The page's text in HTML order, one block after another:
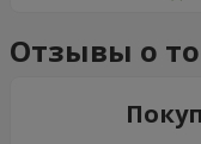
Отзывы о